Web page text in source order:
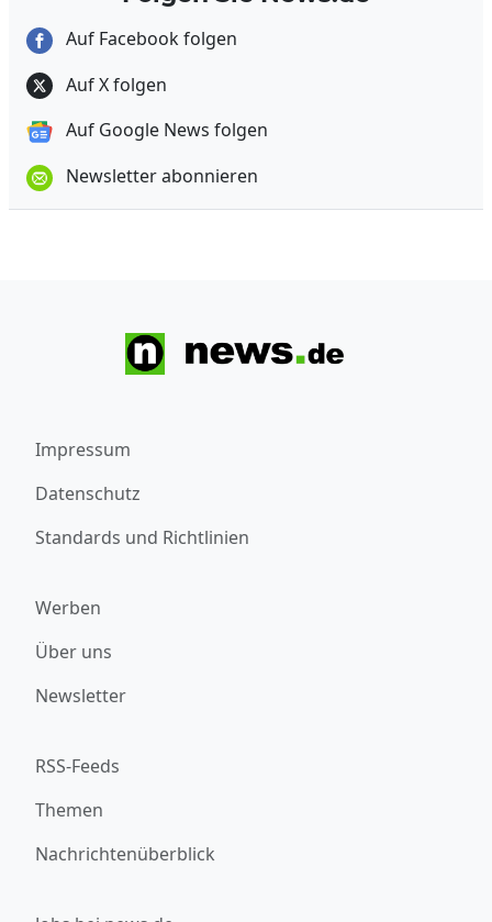
Auf Facebook folgen
Auf X folgen
Auf Google News folgen
Newsletter abonnieren
Impressum
Datenschutz
Standards und Richtlinien
Werben
Über uns
Newsletter
RSS-Feeds
Themen
Nachrichtenüberblick